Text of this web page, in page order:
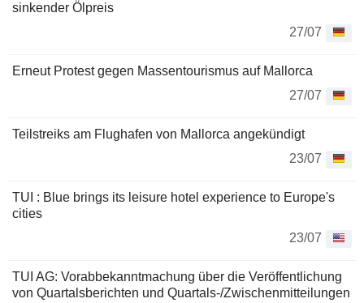
sinkender Ölpreis
27/07
Erneut Protest gegen Massentourismus auf Mallorca
27/07
Teilstreiks am Flughafen von Mallorca angekündigt
23/07
TUI : Blue brings its leisure hotel experience to Europe's
cities
23/07
TUI AG: Vorabbekanntmachung über die Veröffentlichung
von Quartalsberichten und Quartals-/Zwischenmitteilungen